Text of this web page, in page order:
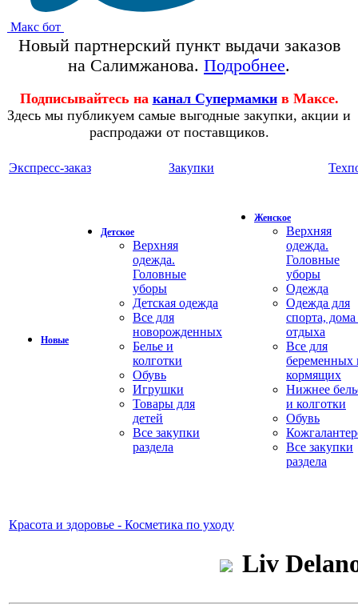
Макс бот
Новый партнерский пункт выдачи заказов
на Салимжанова. Подробнее.
Подписывайтесь на канал Супермамки в Максе.
Здесь мы публикуем самые выгодные закупки, акции и
распродажи от поставщиков.
Экспресс-заказ Закупки
Новые
Детское
Верхняя
одежда.
Головные
уборы
Детская одежда
Все для
новорожденных
Белье и
колготки
Обувь
Игрушки
Товары для
детей
Все закупки
раздела
Женское
Верхняя
одежда.
Головные
уборы
Одежда
Одежда для
спорта,
отдыха
Все для
беременных
кормящих
Нижнее
и колготки
Обувь
Все закупки
раздела
Красота и здоровье - Косметика по уходу
Liv